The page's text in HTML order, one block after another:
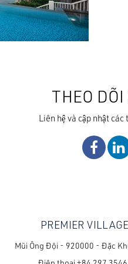
THEO
Liên hệ và cập nhật
PREMIER
Mũi Ông Đội - 920000 - Đặc